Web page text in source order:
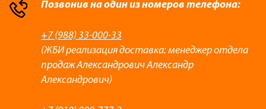
Позвонив на один из номеров телефона:
+7 (988) 33-000-33
(ЖБИ реализация доставка: менеджер отдела
продаж Александрович Александр
Александрович)